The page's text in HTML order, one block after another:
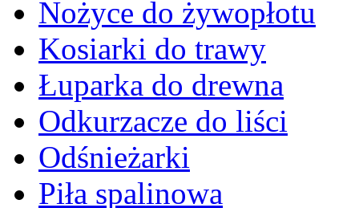
Nożyce do żywopłotu
Kosiarki do trawy
Łuparka do drewna
Odkurzacze do liści
Odśnieżarki
Piła spalinowa